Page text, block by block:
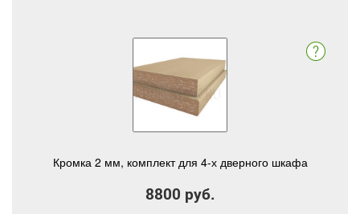
Кромка 2 мм, комплект для 4-х дверного шкафа
8800 руб.